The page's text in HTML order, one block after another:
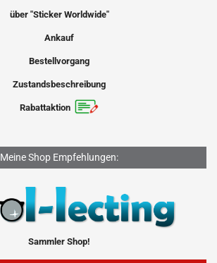
über "Sticker Worldwide"
Ankauf
Bestellvorgang
Zustandsbeschreibung
Rabattaktion
Meine Shop Empfehlungen:
Sammler Shop!